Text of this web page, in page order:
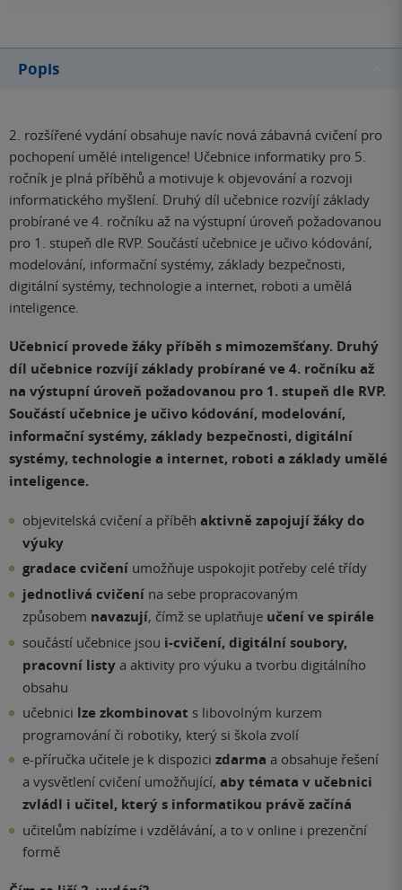
Popis
2. rozšířené vydání obsahuje navíc nová zábavná cvičení pro
pochopení umělé inteligence! Učebnice informatiky pro 5.
ročník je plná příběhů a motivuje k objevování a rozvoji
informatického myšlení. Druhý díl učebnice rozvíjí základy
probírané ve 4. ročníku až na výstupní úroveň požadovanou
pro 1. stupeň dle RVP. Součástí učebnice je učivo kódování,
modelování, informační systémy, základy bezpečnosti,
digitální systémy, technologie a internet, roboti a umělá
inteligence.
Učebnicí provede žáky příběh s mimozemšťany. Druhý
díl učebnice rozvíjí základy probírané ve 4. ročníku až
na výstupní úroveň požadovanou pro 1. stupeň dle RVP.
Součástí učebnice je učivo kódování, modelování,
informační systémy, základy bezpečnosti, digitální
systémy, technologie a internet, roboti a základy umělé
inteligence.
objevitelská cvičení a příběh aktivně zapojují žáky do
výuky
gradace cvičení umožňuje uspokojit potřeby celé třídy
jednotlivá cvičení na sebe propracovaným
způsobem navazují, čímž se uplatňuje učení ve spirále
součástí učebnice jsou i-cvičení, digitální soubory,
pracovní listy a aktivity pro výuku a tvorbu digitálního
obsahu
učebnici lze zkombinovat s libovolným kurzem
programování či robotiky, který si škola zvolí
e-příručka učitele je k dispozici zdarma a obsahuje řešení
a vysvětlení cvičení umožňující, aby témata v učebnici
zvládl i učitel, který s informatikou právě začíná
učitelům nabízíme i vzdělávání, a to v online i prezenční
formě